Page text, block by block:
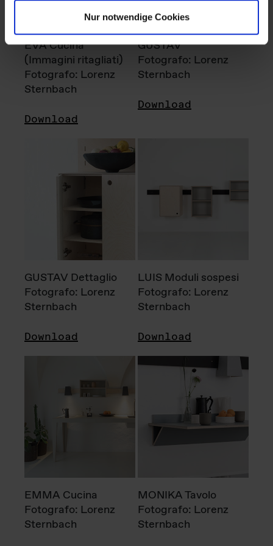
Nur notwendige Cookies
EVA Cucina
(Immagini ritagliati)
Fotografo: Lorenz
Sternbach
Download
GUSTAV
Fotografo: Lorenz
Sternbach
Download
GUSTAV Dettaglio
Fotografo: Lorenz
Sternbach
Download
LUIS Moduli sospesi
Fotografo: Lorenz
Sternbach
Download
EMMA Cucina
Fotografo: Lorenz
Sternbach
MONIKA Tavolo
Fotografo: Lorenz
Sternbach